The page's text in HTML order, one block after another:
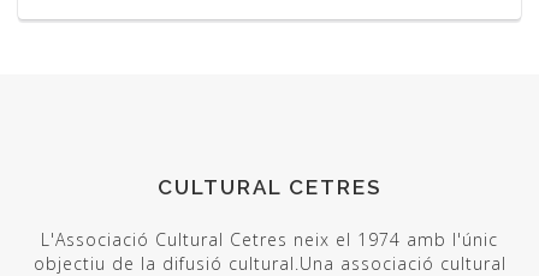
CULTURAL CETRES
L'Associació Cultural Cetres neix el 1974 amb l'únic
objectiu de la difusió cultural.Una associació cultural